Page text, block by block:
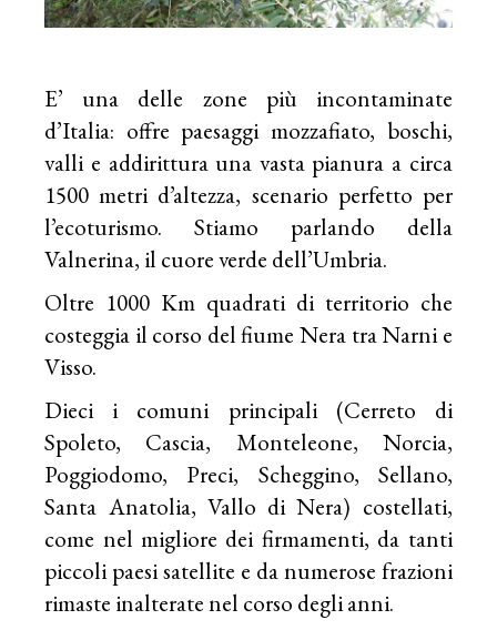
E’ una delle zone più incontaminate
d’Italia: offre paesaggi mozzafiato, boschi,
valli e addirittura una vasta pianura a circa
1500 metri d’altezza, scenario perfetto per
l’ecoturismo. Stiamo parlando della
Valnerina, il cuore verde dell’Umbria.
Oltre 1000 Km quadrati di territorio che
costeggia il corso del fiume Nera tra Narni e
Visso.
Dieci i comuni principali (Cerreto di
Spoleto, Cascia, Monteleone, Norcia,
Poggiodomo, Preci, Scheggino, Sellano,
Santa Anatolia, Vallo di Nera) costellati,
come nel migliore dei firmamenti, da tanti
piccoli paesi satellite e da numerose frazioni
rimaste inalterate nel corso degli anni.